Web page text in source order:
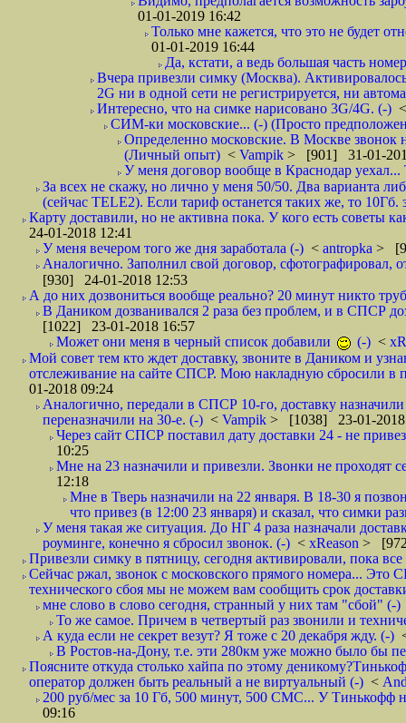
01-01-2019 16:42
Только мне кажется, что это не будет
01-01-2019 16:44
Да, кстати, а ведь большая часть
Вчера привезли симку (Москва).
2G ни в одной сети не регистрируется, ни
Интересно, что на симке нарисовано 3G/4G. (-)
СИМ-ки московские... (-) (Просто
Определенно московские. В Москве звонок
(Личный опыт) < Vampik > [901] 31-01-
У меня договор вообще в Краснодар
За всех не скажу, но лично у меня 50/50. Два варианта
(сейчас TELE2). Если тариф останется таких же, то
Карту доставили, но не активна пока. У кого есть советы
24-01-2018 12:41
У меня вечером того же дня заработала (-) < antropka >
Аналогично. Заполнил свой договор,
[930] 24-01-2018 12:53
А до них дозвониться вообще реально? 20 минут никто
В Даником дозванивался 2 раза без проблем, и в СПСР
[1022] 23-01-2018 16:57
Может они меня в черный список добавили
(-) <
Мой совет тем кто ждет доставку, звоните в Даником и
отслеживание на сайте СПСР. Мою накладную сбросили
01-2018 09:24
Аналогично, передали в СПСР 10-го, доставку
переназначили на 30-е. (-) < Vampik > [1038] 23-01-2018
Через сайт СПСР поставил дату доставки 24 - не
10:25
Мне на 23 назначили и привезли. Звонки не
12:18
Мне в Тверь назначили на 22 января. В 18-30 я
что привез (в 12:00 23 января) и сказал, что симки
У меня такая же ситуация. До НГ 4 раза назначали
роуминге, конечно я сбросил звонок. (-) < xReason >
Привезли симку в пятницу, сегодня активировали, пока
Сейчас ржал, звонок с московского прямого номера... Это
технического сбоя мы не можем вам сообщить срок
мне слово в слово сегодня, странный у них там "сбой" (-)
То же самое. Причем в четвертый раз звонили и
А куда если не секрет везут? Я тоже с 20 декабря жду. (-)
В Ростов-на-Дону, т.е. эти 280км уже можно было бы
Поясните откуда столько хайпа по этому
оператор должен быть реальный а не виртуальный (-) <
200 руб/мес за 10 Гб, 500 минут, 500 СМС... У Тинькофф
09:16